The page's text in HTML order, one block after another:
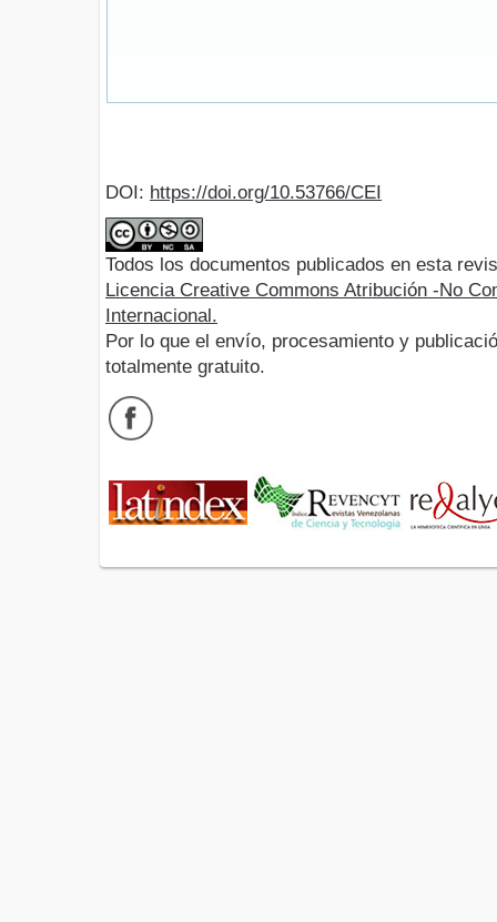
DOI: https://doi.org/10.53766/CEI
Todos los documentos publicados en esta
Licencia Creative Commons Atribución -No
Internacional.
Por lo que el envío, procesamiento y
totalmente gratuito.